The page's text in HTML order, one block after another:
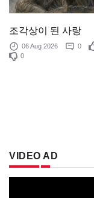
조각상이 된 사랑
06 Aug 2026 0
0
VIDEO AD